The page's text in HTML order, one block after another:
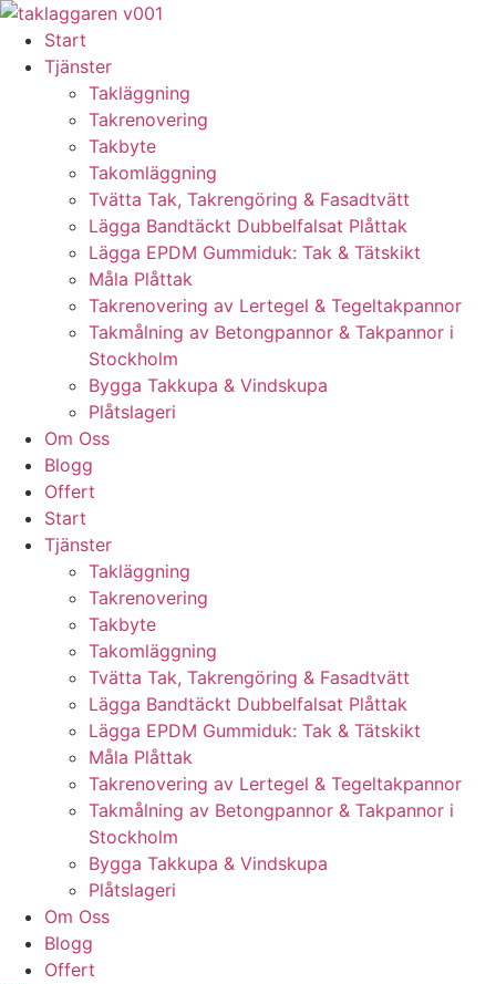
Skip
content
Start
Tjänster
Takläggning
Takrenovering
Takbyte
Takomläggning
Tvätta Tak, Takrengöring & Fasadtvätt
Lägga Bandtäckt Dubbelfalsat Plåttak
Lägga EPDM Gummiduk: Tak & Tätskikt
Måla Plåttak
Takrenovering av Lertegel & Tegeltakpannor
Takmålning av Betongpannor & Takpannor i
Stockholm
Bygga Takkupa & Vindskupa
Plåtslageri
Om Oss
Blogg
Offert
Start
Tjänster
Takläggning
Takrenovering
Takbyte
Takomläggning
Tvätta Tak, Takrengöring & Fasadtvätt
Lägga Bandtäckt Dubbelfalsat Plåttak
Lägga EPDM Gummiduk: Tak & Tätskikt
Måla Plåttak
Takrenovering av Lertegel & Tegeltakpannor
Takmålning av Betongpannor & Takpannor i
Stockholm
Bygga Takkupa & Vindskupa
Plåtslageri
Om Oss
Blogg
Offert